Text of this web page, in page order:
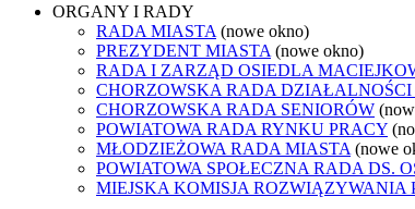
ORGANY I RADY
RADA MIASTA (nowe okno)
PREZYDENT MIASTA (nowe okno)
RADA I ZARZĄD OSIEDLA
CHORZOWSKA RADA
CHORZOWSKA RADA SENIORÓW
POWIATOWA RADA RYNKU PRACY
MŁODZIEŻOWA RADA MIASTA (nowe
POWIATOWA SPOŁECZNA RADA DS.
MIEJSKA KOMISJA